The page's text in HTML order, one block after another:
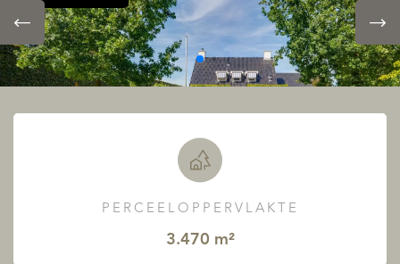
PERCEELOPPERVLAKTE
3.470 m²